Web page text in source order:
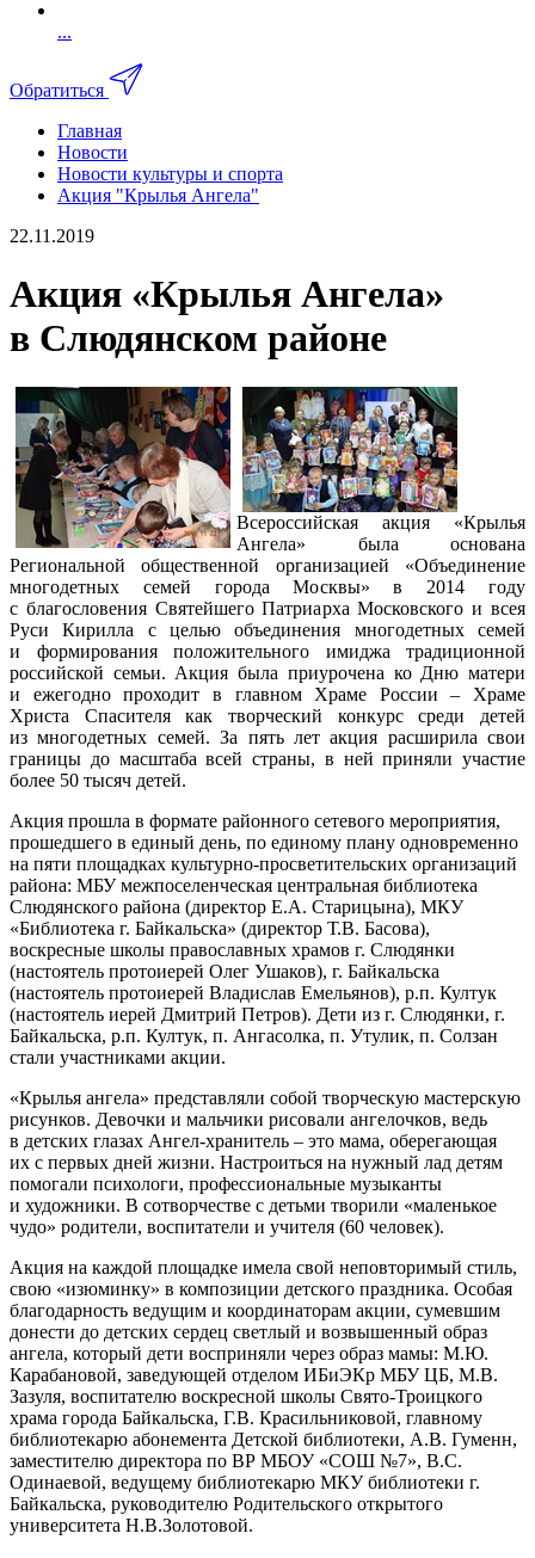
...
Обратиться
Главная
Новости
Новости культуры и спорта
Акция "Крылья Ангела"
22.11.2019
Акция «Крылья Ангела»
в Слюдянском районе
Всероссийская акция «Крылья
Ангела» была основана
Региональной общественной организацией «Объединение
многодетных семей города Москвы» в 2014 году
с благословения Святейшего Патриарха Московского и всея
Руси Кирилла с целью объединения многодетных семей
и формирования положительного имиджа традиционной
российской семьи. Акция была приурочена ко Дню матери
и ежегодно проходит в главном Храме России – Храме
Христа Спасителя как творческий конкурс среди детей
из многодетных семей. За пять лет акция расширила свои
границы до масштаба всей страны, в ней приняли участие
более 50 тысяч детей.
Акция прошла в формате районного сетевого мероприятия,
прошедшего в единый день, по единому плану одновременно
на пяти площадках культурно-просветительских организаций
района: МБУ межпоселенческая центральная библиотека
Слюдянского района (директор Е.А. Старицына), МКУ
«Библиотека г. Байкальска» (директор Т.В. Басова),
воскресные школы православных храмов г. Слюдянки
(настоятель протоиерей Олег Ушаков), г. Байкальска
(настоятель протоиерей Владислав Емельянов), р.п. Култук
(настоятель иерей Дмитрий Петров). Дети из г. Слюдянки, г.
Байкальска, р.п. Култук, п. Ангасолка, п. Утулик, п. Солзан
стали участниками акции.
«Крылья ангела» представляли собой творческую мастерскую
рисунков. Девочки и мальчики рисовали ангелочков, ведь
в детских глазах Ангел-хранитель – это мама, оберегающая
их с первых дней жизни. Настроиться на нужный лад детям
помогали психологи, профессиональные музыканты
и художники. В сотворчестве с детьми творили «маленькое
чудо» родители, воспитатели и учителя (60 человек).
Акция на каждой площадке имела свой неповторимый стиль,
свою «изюминку» в композиции детского праздника. Особая
благодарность ведущим и координаторам акции, сумевшим
донести до детских сердец светлый и возвышенный образ
ангела, который дети восприняли через образ мамы: М.Ю.
Карабановой, заведующей отделом ИБиЭКр МБУ ЦБ, М.В.
Зазуля, воспитателю воскресной школы Свято-Троицкого
храма города Байкальска, Г.В. Красильниковой, главному
библиотекарю абонемента Детской библиотеки, А.В. Гуменн,
заместителю директора по ВР МБОУ «СОШ №7», В.С.
Одинаевой, ведущему библиотекарю МКУ библиотеки г.
Байкальска, руководителю Родительского открытого
университета Н.В.Золотовой.